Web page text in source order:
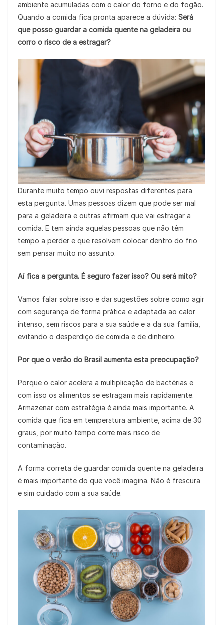
ambiente acumuladas com o calor do forno e do fogão.
Quando a comida fica pronta aparece a dúvida: Será
que posso guardar a comida quente na geladeira ou
corro o risco de a estragar?
Durante muito tempo ouvi respostas diferentes para
esta pergunta. Umas pessoas dizem que pode ser mal
para a geladeira e outras afirmam que vai estragar a
comida. E tem ainda aquelas pessoas que não têm
tempo a perder e que resolvem colocar dentro do frio
sem pensar muito no assunto.
Aí fica a pergunta. É seguro fazer isso? Ou será mito?
Vamos falar sobre isso e dar sugestões sobre como agir
com segurança de forma prática e adaptada ao calor
intenso, sem riscos para a sua saúde e a da sua família,
evitando o desperdiço de comida e de dinheiro.
Por que o verão do Brasil aumenta esta preocupação?
Porque o calor acelera a multiplicação de bactérias e
com isso os alimentos se estragam mais rapidamente.
Armazenar com estratégia é ainda mais importante. A
comida que fica em temperatura ambiente, acima de 30
graus, por muito tempo corre mais risco de
contaminação.
A forma correta de guardar comida quente na geladeira
é mais importante do que você imagina. Não é frescura
e sim cuidado com a sua saúde.